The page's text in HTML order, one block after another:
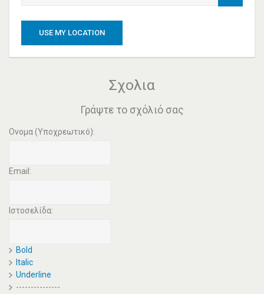
USE MY LOCATION
Σχολια
Γράψτε το σχόλιό σας
Ονομα (Υποχρεωτικό):
Email:
Ιστοσελίδα:
Bold
Italic
Underline
---------------